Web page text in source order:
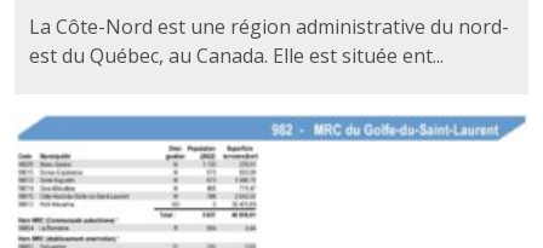
La Côte-Nord est une région administrative du nord-
est du Québec, au Canada. Elle est située ent...